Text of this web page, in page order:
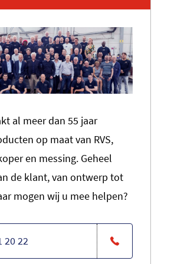
al meer dan 55 jaar
op maat van RVS,
en messing. Geheel
de klant, van ontwerp tot
mogen wij u mee helpen?
20 22